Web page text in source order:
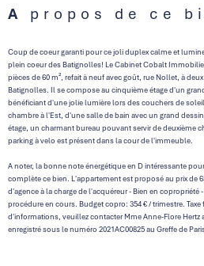
A propos de ce
Coup de coeur garanti pour ce joli duplex calme et
plein coeur des Batignolles! Le Cabinet Cobalt
pièces de 60 m², refait à neuf avec goût, rue Nollet, à
Batignolles. Il se compose au cinquième étage d'un
bénéficiant d'une jolie lumière lors des couchers de
chambre à l'Est, d'une salle de bain avec un grand
étage, un charmant bureau pouvant servir de deuxième
parking à velo est présent dans la cour de l'immeuble.
A noter, la bonne note énergétique en D intéressante
complète ce bien. L'appartement est proposé au prix de
d'agence à la charge de l'acquéreur - Bien en copropriété
procédure en cours. Budget copro: 354 € / trimestre. Taxe
d'informations, veuillez contacter Mme Anne-Flore Hertz
enregistré sous le numéro 2021AC00825 au Greffe de